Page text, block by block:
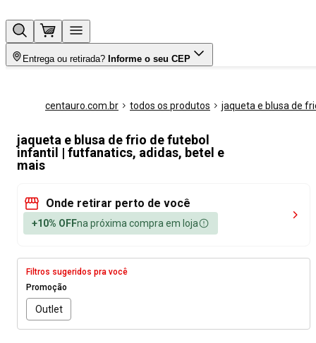
Entrega ou retirada? Informe o seu CEP
centauro.com.br todos os produtos jaqueta e blusa de
jaqueta e blusa de frio de futebol
infantil | futfanatics, adidas, betel e
mais
Onde retirar perto de você
+10% OFFna próxima compra em loja
Filtros sugeridos pra você
Promoção
Outlet